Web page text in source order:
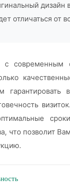
дизайн
отличаться от
современным
гарантировать
что позволит